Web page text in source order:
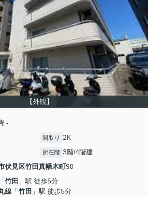
【外観】
-
間取り 2K
所在階 3階/4階建
伏見区竹田真幡木町90
「竹田 」駅 徒歩5分
線 「竹田 」駅 徒歩5分